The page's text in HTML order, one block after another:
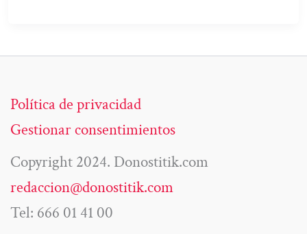
Política de privacidad
Gestionar consentimientos
Copyright 2024. Donostitik.com
redaccion@donostitik.com
Tel: 666 01 41 00